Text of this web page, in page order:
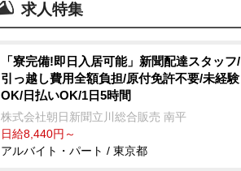
求人特集
「寮完備!即日入居可能」新聞配達スタッフ/
引っ越し費用全額負担/原付免許不要/未経験
OK/日払いOK/1日5時間
株式会社朝日新聞立川総合販売 南平
日給8,440円～
アルバイト・パート / 東京都